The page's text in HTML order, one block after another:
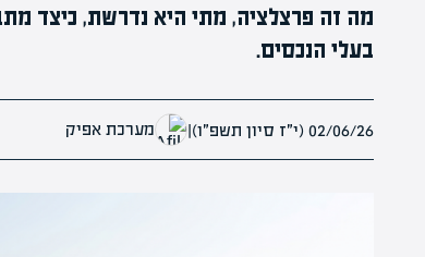
מה זה פרצלציה, מתי היא נדרשת, כיצד
בעלי הנכסים.
02/06/26 (י״ז סיון תשפ״ו) | מערכת אפיק